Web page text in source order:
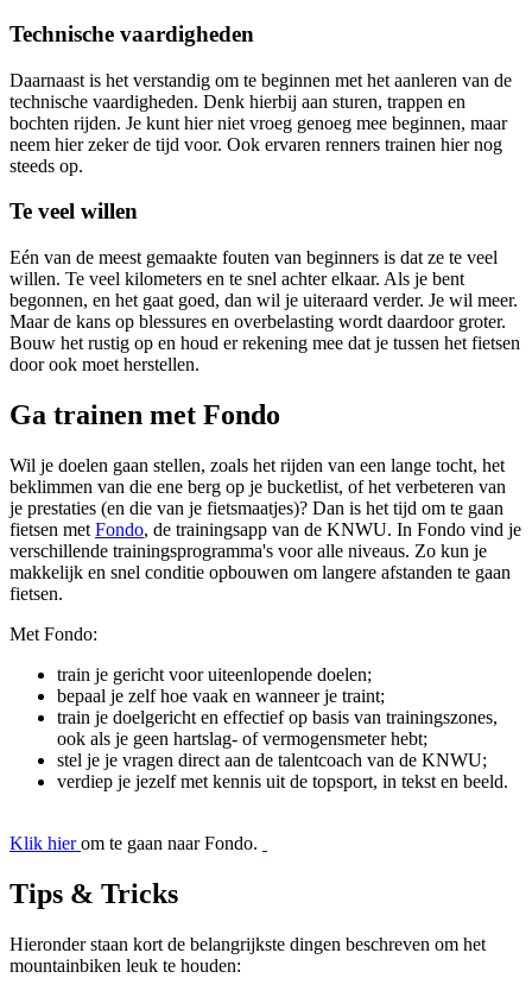
Technische vaardigheden
Daarnaast is het verstandig om te beginnen met het aanleren van de
technische vaardigheden. Denk hierbij aan sturen, trappen en
bochten rijden. Je kunt hier niet vroeg genoeg mee beginnen, maar
neem hier zeker de tijd voor. Ook ervaren renners trainen hier nog
steeds op.
Te veel willen
Eén van de meest gemaakte fouten van beginners is dat ze te veel
willen. Te veel kilometers en te snel achter elkaar. Als je bent
begonnen, en het gaat goed, dan wil je uiteraard verder. Je wil meer.
Maar de kans op blessures en overbelasting wordt daardoor groter.
Bouw het rustig op en houd er rekening mee dat je tussen het fietsen
door ook moet herstellen.
Ga trainen met Fondo
Wil je doelen gaan stellen, zoals het rijden van een lange tocht, het
beklimmen van die ene berg op je bucketlist, of het verbeteren van
je prestaties (en die van je fietsmaatjes)? Dan is het tijd om te gaan
fietsen met Fondo, de trainingsapp van de KNWU. In Fondo vind je
verschillende trainingsprogramma's voor alle niveaus. Zo kun je
makkelijk en snel conditie opbouwen om langere afstanden te gaan
fietsen.
Met Fondo:
train je gericht voor uiteenlopende doelen;
bepaal je zelf hoe vaak en wanneer je traint;
train je doelgericht en effectief op basis van trainingszones,
ook als je geen hartslag- of vermogensmeter hebt;
stel je je vragen direct aan de talentcoach van de KNWU;
verdiep je jezelf met kennis uit de topsport, in tekst en beeld.
Klik hierom te gaan naar Fondo.
Tips & Tricks
Hieronder staan kort de belangrijkste dingen beschreven om het
mountainbiken leuk te houden: